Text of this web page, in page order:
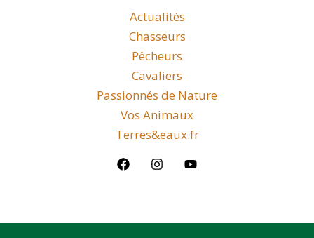
Actualités
Chasseurs
Pêcheurs
Cavaliers
Passionnés de Nature
Vos Animaux
Terres&eaux.fr